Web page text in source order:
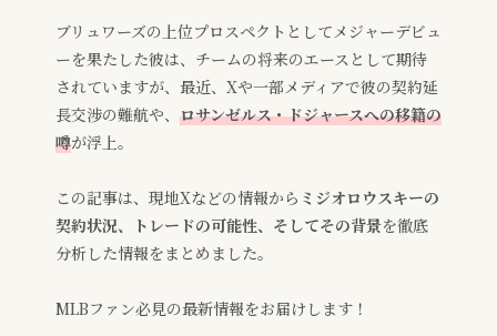
ブリュワーズの上位プロスペクトとしてメジャーデビュ
ーを果たした彼は、チームの将来のエースとして期待
されていますが、最近、Xや一部メディアで彼の契約延
長交渉の難航や、 ロサンゼルス・ドジャースへの移籍の
噂が浮上。
この記事は、現地Xなどの情報から ミジオロウスキーの
契約状況、トレードの可能性、そしてその背景を徹底
分析した情報をまとめました。
MLBファン必見の最新情報をお届けします！